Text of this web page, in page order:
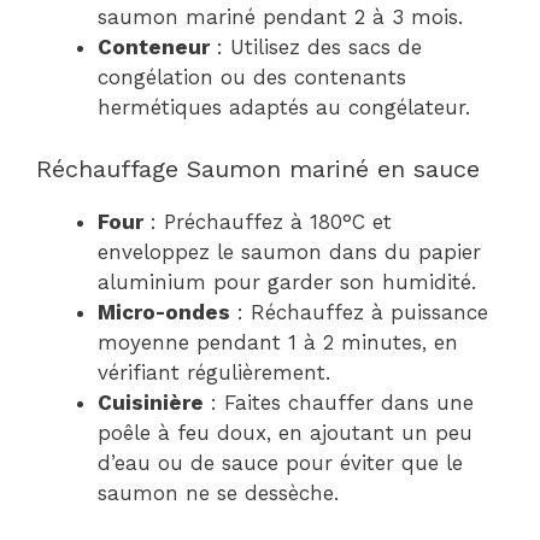
saumon mariné pendant 2 à 3 mois.
Conteneur: Utilisez des sacs de
congélation ou des contenants
hermétiques adaptés au congélateur.
Réchauffage Saumon mariné en sauce
Four: Préchauffez à 180°C et
enveloppez le saumon dans du papier
aluminium pour garder son humidité.
Micro-ondes : Réchauffez à puissance
moyenne pendant 1 à 2 minutes, en
vérifiant régulièrement.
Cuisinière : Faites chauffer dans une
poêle à feu doux, en ajoutant un peu
d’eau ou de sauce pour éviter que le
saumon ne se dessèche.